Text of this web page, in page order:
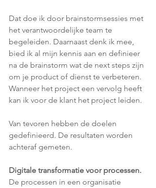
Dat doe ik door brainstormsessies met
het verantwoordelijke team te
begeleiden. Daarnaast denk ik mee,
bied ik al mijn kennis aan en definieer
na de brainstorm wat de next steps zijn
om je product of dienst te verbeteren.
Wanneer het project een vervolg heeft
kan ik voor de klant het project leiden.
Van tevoren hebben de doelen
gedefinieerd. De resultaten worden
achteraf gemeten.
Digitale transformatie voor processen.
De processen in een organisatie